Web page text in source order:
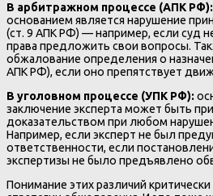
В арбитражном процессе (АПК РФ):
основанием является нарушение
(ст. 9 АПК РФ) — например, если суд
права предложить свои вопросы.
обжалование определения о
АПК РФ), если оно препятствует
В уголовном процессе (УПК РФ):
заключение эксперта может быть
доказательством при любом
Например, если эксперт не был
ответственности, если
экспертизы не было предъявлено
Понимание этих различий